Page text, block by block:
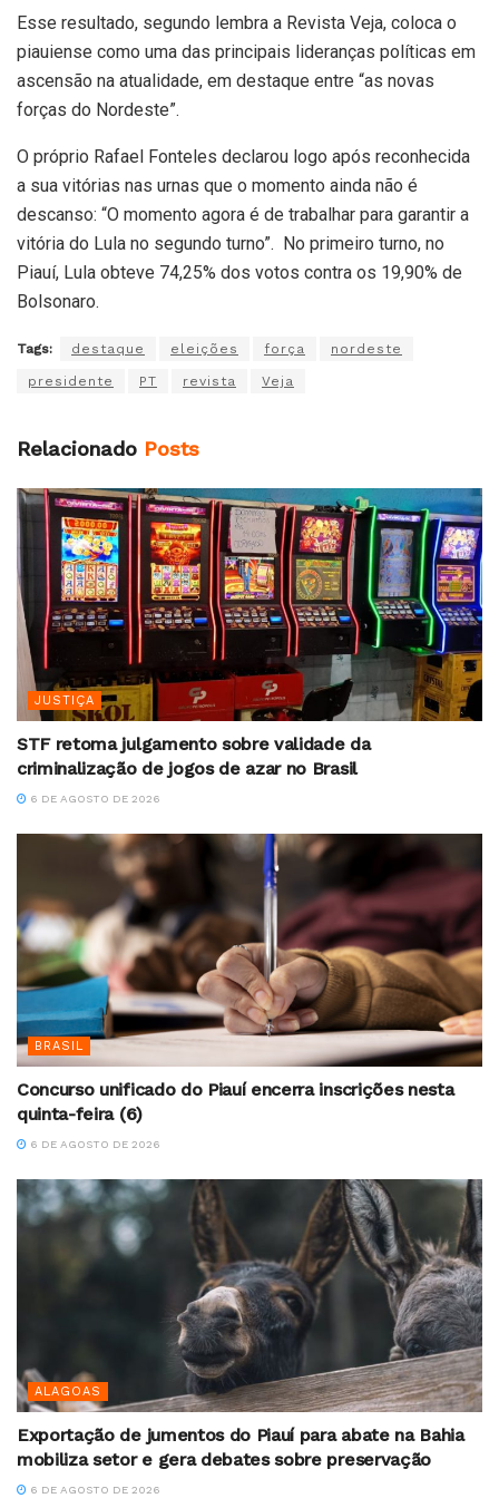
Esse resultado, segundo lembra a Revista Veja, coloca o
piauiense como uma das principais lideranças políticas em
ascensão na atualidade, em destaque entre “as novas
forças do Nordeste”.
O próprio Rafael Fonteles declarou logo após reconhecida
a sua vitórias nas urnas que o momento ainda não é
descanso: “O momento agora é de trabalhar para garantir a
vitória do Lula no segundo turno”. No primeiro turno, no
Piauí, Lula obteve 74,25% dos votos contra os 19,90% de
Bolsonaro.
Tags: destaque eleições força nordeste
presidente PT revista Veja
Relacionado Posts
JUSTIÇA
STF retoma julgamento sobre validade da
criminalização de jogos de azar no Brasil
6 DE AGOSTO DE 2026
BRASIL
Concurso unificado do Piauí encerra inscrições nesta
quinta-feira (6)
6 DE AGOSTO DE 2026
ALAGOAS
Exportação de jumentos do Piauí para abate na Bahia
mobiliza setor e gera debates sobre preservação
6 DE AGOSTO DE 2026